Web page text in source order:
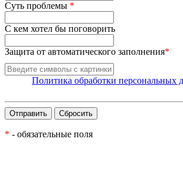
Суть проблемы *
С кем хотел бы поговорить
Защита от автоматического заполнения*
Политика обработки
* - обязательные поля